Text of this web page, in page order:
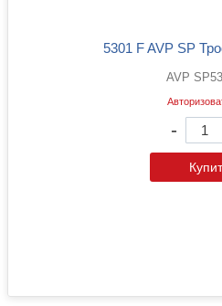
5301 F AVP SP
AVP
-